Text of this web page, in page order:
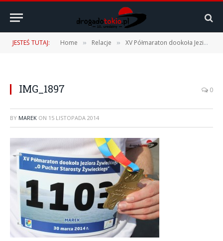
JESTEŚ TUTAJ: Home » Relacje » XV Półmaraton dookoła Jeziora Żywieckiego
IMG_1897 0
BY MAREK ON 15 LISTOPADA 2014